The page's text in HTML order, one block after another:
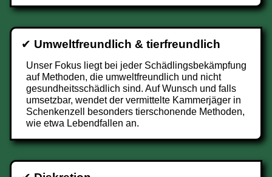
✔ Umweltfreundlich & tierfreundlich
Unser Fokus liegt bei jeder Schädlingsbekämpfung
auf Methoden, die umweltfreundlich und nicht
gesundheitsschädlich sind. Auf Wunsch und falls
umsetzbar, wendet der vermittelte Kammerjäger in
Schenkenzell besonders tierschonende Methoden,
wie etwa Lebendfallen an.